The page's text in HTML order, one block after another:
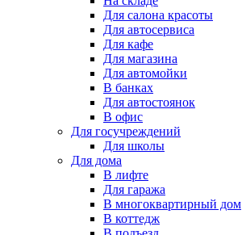
Для салона красоты
Для автосервиса
Для кафе
Для магазина
Для автомойки
В банках
Для автостоянок
В офис
Для госучреждений
Для школы
Для дома
В лифте
Для гаража
В многоквартирный дом
В коттедж